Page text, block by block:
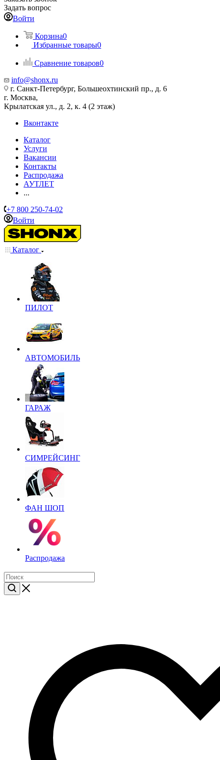
Задать вопрос
Войти
Корзина0
Избранные товары0
Сравнение товаров0
info@shonx.ru
г. Санкт-Петербург, Большеохтинский пр., д. 6
г. Москва,
Крылатская ул., д. 2, к. 4 (2 этаж)
Вконтакте
Каталог
Услуги
Вакансии
Контакты
Распродажа
АУТЛЕТ
...
+7 800 250-74-02
Войти
Каталог
ПИЛОТ
АВТОМОБИЛЬ
ГАРАЖ
СИМРЕЙСИНГ
ФАН ШОП
Распродажа